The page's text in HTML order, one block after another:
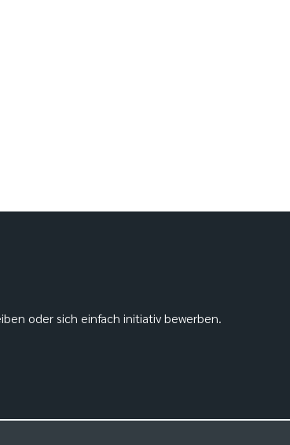
oder sich einfach initiativ bewerben.